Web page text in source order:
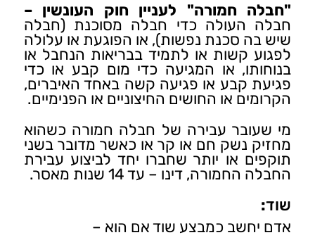
"חבלה חמורה" לעניין חוק העונשין –
חבלה העולה כדי חבלה מסוכנת (חבלה
שיש בה סכנת נפשות), או הפוגעת או עלולה
לפגוע קשות או לתמיד בבריאות הנחבל או
בנוחותו, או המגיעה כדי מום קבע או כדי
פגיעת קבע או פגיעה קשה באחד האיברים,
הקרומים או החושים החיצוניים או הפנימיים.
מי שעובר עבירה של חבלה חמורה כשהוא
מחזיק נשק חם או קר או כאשר מדובר בשני
תוקפים או יותר שחברו יחד לביצוע עבירת
החבלה החמורה, דינו – עד 14 שנות מאסר.
שוד:
אדם יחשב כמבצע שוד אם הוא –